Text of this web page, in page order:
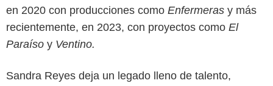
en 2020 con producciones como Enfermeras y más
recientemente, en 2023, con proyectos como El
Paraíso y Ventino.
Sandra Reyes deja un legado lleno de talento,